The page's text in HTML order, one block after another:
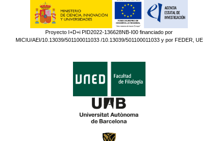
Proyecto I+D+i PID2022-136628NB-I00 financiado por
MICIU/AEI/10.13039/501100011033 /10.13039/501100011033 y por FEDER, UE